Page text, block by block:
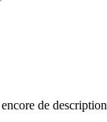
de description